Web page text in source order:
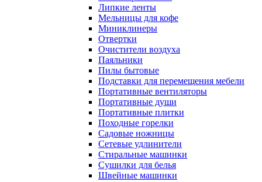
Липкие ленты
Мельницы для кофе
Миниклинеры
Отвертки
Очистители воздуха
Паяльники
Пилы бытовые
Подставки для перемещения мебели
Портативные вентиляторы
Портативные души
Портативные плитки
Походные горелки
Садовые ножницы
Сетевые удлинители
Стиральные машинки
Сушилки для белья
Швейные машинки